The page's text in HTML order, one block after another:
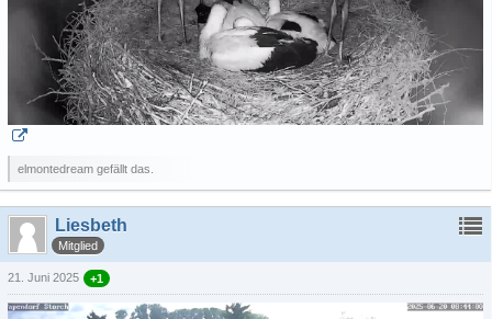
elmontedream gefällt das.
Liesbeth
Mitglied
21. Juni 2025 +1